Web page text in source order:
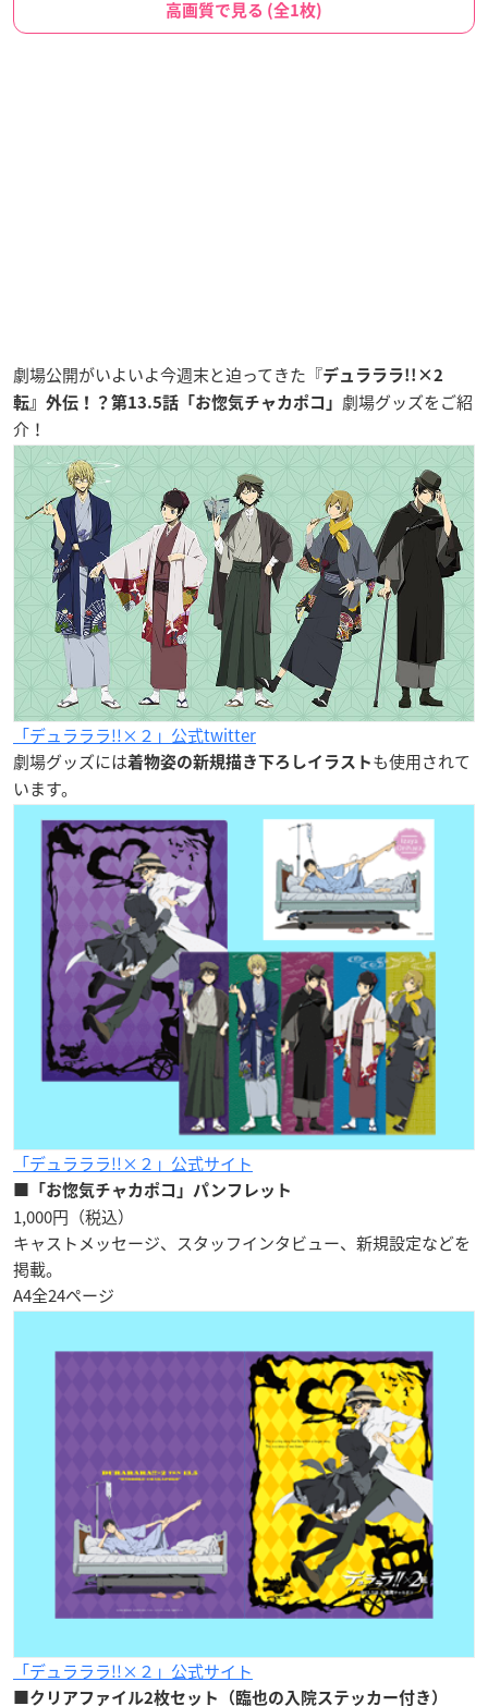
高画質で見る (全1枚)
劇場公開がいよいよ今週末と迫ってきた『デュラララ!!×2
転』外伝！？第13.5話「お惚気チャカポコ」 劇場グッズをご紹
介！
「デュラララ!!×２」公式twitter
劇場グッズには着物姿の新規描き下ろしイラスト も使用されて
います。
「デュラララ!!×２」公式サイト
■「お惚気チャカポコ」パンフレット
1,000円（税込）
キャストメッセージ、スタッフインタビュー、新規設定などを
掲載。
A4全24ページ
「デュラララ!!×２」公式サイト
■クリアファイル2枚セット（臨也の入院ステッカー付き）